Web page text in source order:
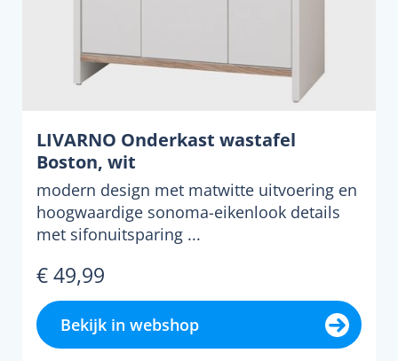
LIVARNO Onderkast wastafel
Boston, wit
modern design met matwitte uitvoering en
hoogwaardige sonoma-eikenlook details
met sifonuitsparing ...
€ 49,99
Bekijk in webshop